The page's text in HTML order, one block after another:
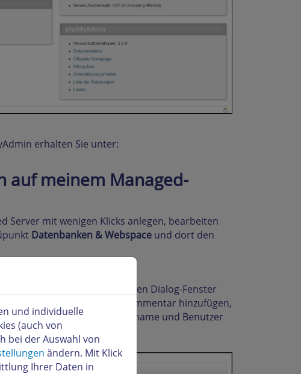
erhalten Sie unter:
auf meinem Managed-
Server mit wenigen Klicks anlegen, bearbeiten
Datenbanken & Webspace und dort den
. Im anschließend erscheinenden Dialog-Fenster
können Sie noch einen Kommentar hinzufügen,
zu können. Datenbankname und Benutzer
und individuelle
(auch von
bei der Auswahl von
ändern. Mit Klick
Ihrer Daten in